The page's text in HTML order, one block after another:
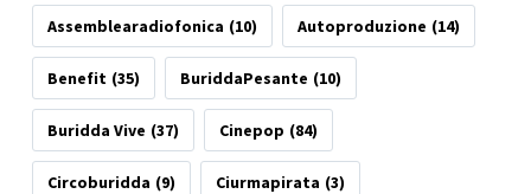
Assemblearadiofonica (10) Autoproduzione (14)
Benefit (35) BuriddaPesante (10)
Buridda Vive (37) Cinepop (84)
Circoburidda (9) Ciurmapirata (3)